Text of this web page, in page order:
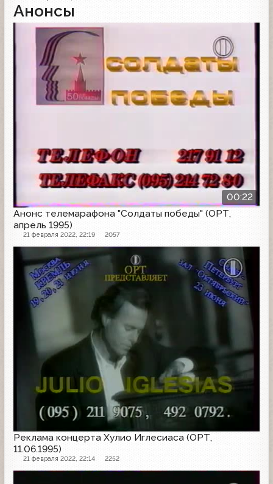
Анонсы
00:22
Анонс телемарафона "Солдаты победы" (ОРТ,
апрель 1995)
21 февраля 2022, 22:19 2057
Анонс
Реклама концерта Хулио Иглесиаса (ОРТ,
11.06.1995)
21 февраля 2022, 22:14 2252